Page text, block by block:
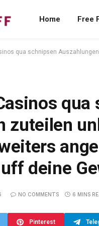
Home Free
qua schnipsen
qua
zuteilen
deine
NO COMMENTS 6 MINS
Pinterest